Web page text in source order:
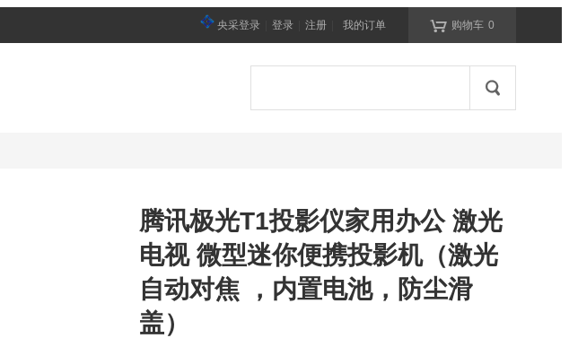
 购物车 0
央采登录 登录 注册 我的订单
腾讯极光T1投影仪家用办公 激光
电视 微型迷你便携投影机（激光
自动对焦 ，内置电池，防尘滑
盖）